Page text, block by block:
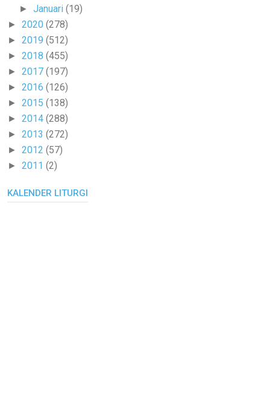
►Januari(19)
► 2020 (278)
► 2019 (512)
► 2018 (455)
► 2017 (197)
► 2016 (126)
► 2015 (138)
► 2014 (288)
► 2013 (272)
► 2012 (57)
► 2011 (2)
KALENDER LITURGI